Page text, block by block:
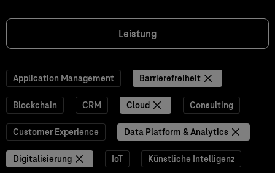
Leistung
Application Management Barrierefreiheit
Blockchain CRM Cloud Consulting
Customer Experience Data Platform & Analytics
Digitalisierung IoT Künstliche Intelligenz